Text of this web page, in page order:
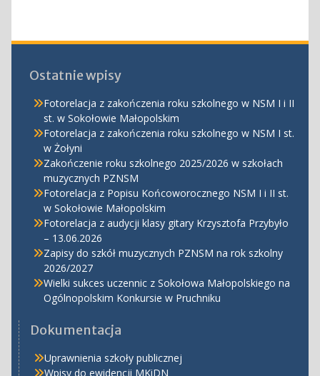
Ostatnie wpisy
Fotorelacja z zakończenia roku szkolnego w NSM I i II
st. w Sokołowie Małopolskim
Fotorelacja z zakończenia roku szkolnego w NSM I st.
w Żołyni
Zakończenie roku szkolnego 2025/2026 w szkołach
muzycznych PZNSM
Fotorelacja z Popisu Końcoworocznego NSM I i II st.
w Sokołowie Małopolskim
Fotorelacja z audycji klasy gitary Krzysztofa Przybyło
– 13.06.2026
Zapisy do szkół muzycznych PZNSM na rok szkolny
2026/2027
Wielki sukces uczennic z Sokołowa Małopolskiego na
Ogólnopolskim Konkursie w Pruchniku
Dokumentacja
Uprawnienia szkoły publicznej
Wpisy do ewidencji MKiDN